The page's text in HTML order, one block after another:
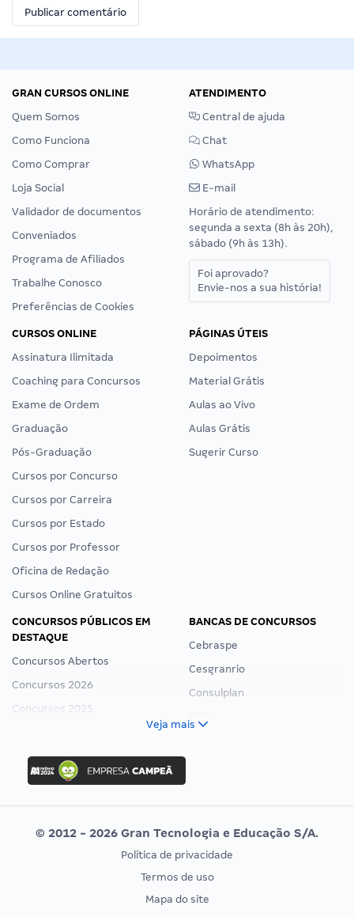
GRAN CURSOS ONLINE
Quem Somos
Como Funciona
Como Comprar
Loja Social
Validador de documentos
Conveniados
Programa de Afiliados
Trabalhe Conosco
Preferências de Cookies
ATENDIMENTO
Central de ajuda
Chat
WhatsApp
E-mail
Horário de atendimento:
segunda a sexta (8h às 20h),
sábado (9h às 13h).
Foi aprovado?
Envie-nos a sua história!
CURSOS ONLINE
Assinatura Ilimitada
Coaching para Concursos
Exame de Ordem
Graduação
Pós-Graduação
Cursos por Concurso
Cursos por Carreira
Cursos por Estado
Cursos por Professor
Oficina de Redação
Cursos Online Gratuitos
PÁGINAS ÚTEIS
Depoimentos
Material Grátis
Aulas ao Vivo
Aulas Grátis
Sugerir Curso
CONCURSOS PÚBLICOS EM
DESTAQUE
Concursos Abertos
Concursos 2026
Concursos 2025
Concurso Ibama
Concurso MPU
Editais publicados
BANCAS DE CONCURSOS
Cebraspe
Cesgranrio
Consulplan
Vunesp
CONCURSOS POR PROFISSÃO
EXAME DE ORDEM
Veja mais
© 2012 - 2026 Gran Tecnologia e Educação S/A.
Política de privacidade
Termos de uso
Mapa do site